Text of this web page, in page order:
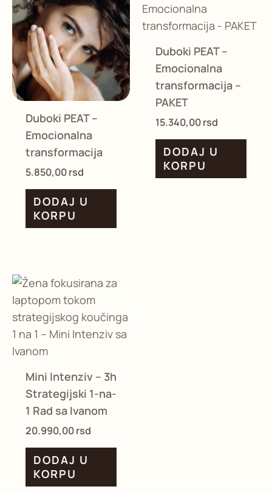
Duboki PEAT –
Emocionalna
transformacija
5.850,00rsd
DODAJ U
KORPU
Duboki PEAT –
Emocionalna
transformacija –
PAKET
15.340,00rsd
DODAJ U
KORPU
Mini Intenziv – 3h
Strategijski 1-na-
1 Rad sa Ivanom
20.990,00rsd
DODAJ U
KORPU